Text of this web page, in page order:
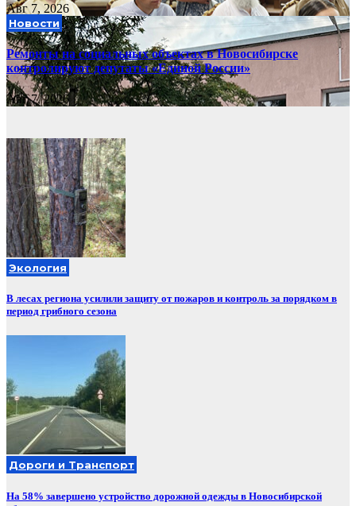
Авг 7, 2026
Новости
Ремонты на социальных объектах в Новосибирске
контролируют депутаты «Единой России»
Авг 7, 2026
Экология
В лесах региона усилили защиту от пожаров и контроль за порядком в
период грибного сезона
Дороги и Транспорт
На 58% завершено устройство дорожной одежды в Новосибирской